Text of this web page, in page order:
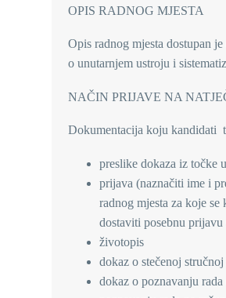
OPIS RADNOG MJESTA
Opis radnog mjesta dostupan
o unutarnjem ustroju i
NAČIN PRIJAVE NA
Dokumentacija koju kandidati
preslike dokaza iz točke
prijava (naznačiti ime i
radnog mjesta za koje
dostaviti posebnu
životopis
dokaz o stečenoj
dokaz o poznavanju